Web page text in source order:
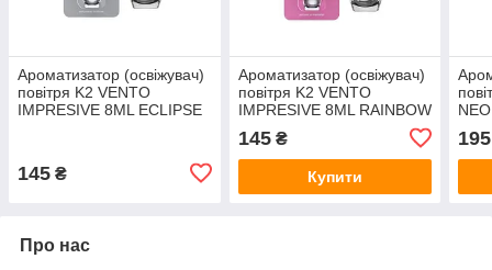
Ароматизатор (освіжувач)
повітря K2 VENTO
IMPRESIVE 8ML ECLIPSE
145 ₴
Ароматизатор (освіжувач)
повітря K2 VENTO
IMPRESIVE 8ML RAINBOW
145₴
Купити
195
Про нас